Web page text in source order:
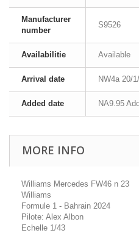
Manufacturer
number
S9526
Availabilitie Available
Arrival date NW4a 20/
Added date NA9.95
MORE INFO
Williams Mercedes FW46 n 23
Williams
Formule 1 - Bahrain 2024
Pilote: Alex Albon
Echelle 1/43